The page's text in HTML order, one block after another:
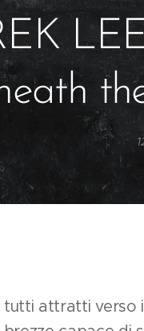
attratti verso